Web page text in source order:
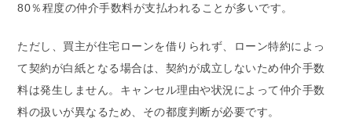
80％程度の仲介手数料が支払われることが多いです。
ただし、買主が住宅ローンを借りられず、ローン特約によっ
て契約が白紙となる場合は、契約が成立しないため仲介手数
料は発生しません。キャンセル理由や状況によって仲介手数
料の扱いが異なるため、その都度判断が必要です。